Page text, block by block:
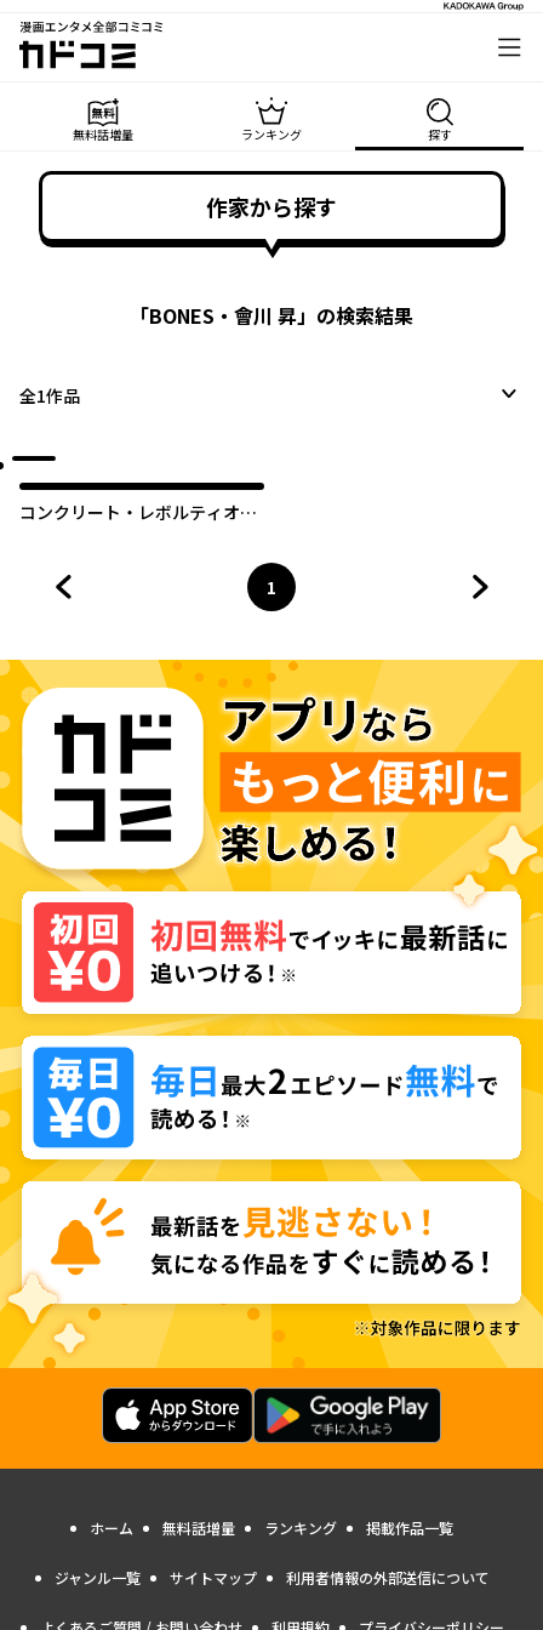
漫画エンタメ全部コミコミ
カドコミ
無料話増量 ランキング 探す
作家から探す
「BONES・會川 昇」の検索結果
全1作品
コンクリート・レボルティオ
ページ
1
へ
ホーム 無料話増量 ランキング 掲載作品一覧
ジャンル一覧 サイトマップ 利用者情報の外部送信について